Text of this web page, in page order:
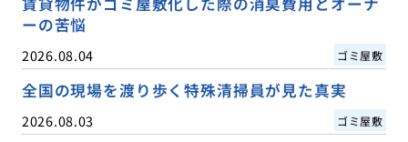
ーの苦悩
2026.08.04 ゴミ屋敷
全国の現場を渡り歩く特殊清掃員が見た真実
2026.08.03 ゴミ屋敷